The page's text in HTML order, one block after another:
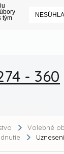
tým
- 360
Volebné